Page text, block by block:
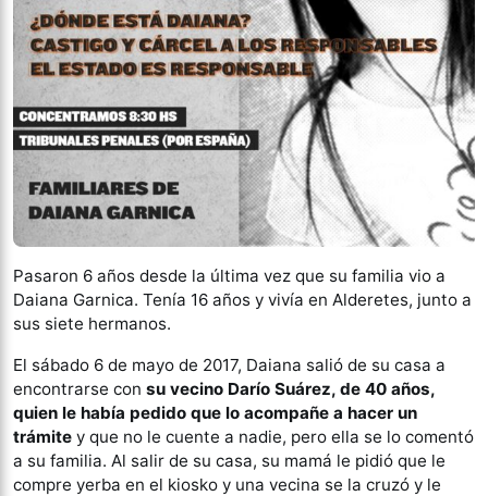
Pasaron 6 años desde la última vez que su familia vio a
Daiana Garnica. Tenía 16 años y vivía en Alderetes, junto a
sus siete hermanos.
El sábado 6 de mayo de 2017, Daiana salió de su casa a
encontrarse con su vecino Darío Suárez, de 40 años,
quien le había pedido que lo acompañe a hacer un
trámite y que no le cuente a nadie, pero ella se lo comentó
a su familia. Al salir de su casa, su mamá le pidió que le
compre yerba en el kiosko y una vecina se la cruzó y le